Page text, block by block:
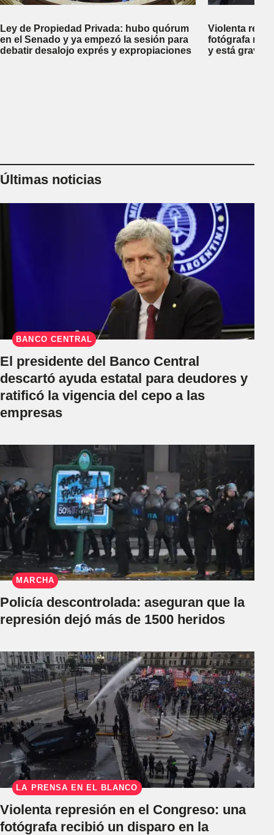
Ley de Propiedad Privada: hubo quórum
en el Senado y ya empezó la sesión para
debatir desalojo exprés y expropiaciones
Violenta
fotógrafa
y está
Últimas noticias
BANCO CENTRAL
El presidente del Banco Central
descartó ayuda estatal para deudores y
ratificó la vigencia del cepo a las
empresas
MARCHA
Policía descontrolada: aseguran que la
represión dejó más de 1500 heridos
LA PRENSA EN EL BLANCO
Violenta represión en el Congreso: una
fotógrafa recibió un disparo en la